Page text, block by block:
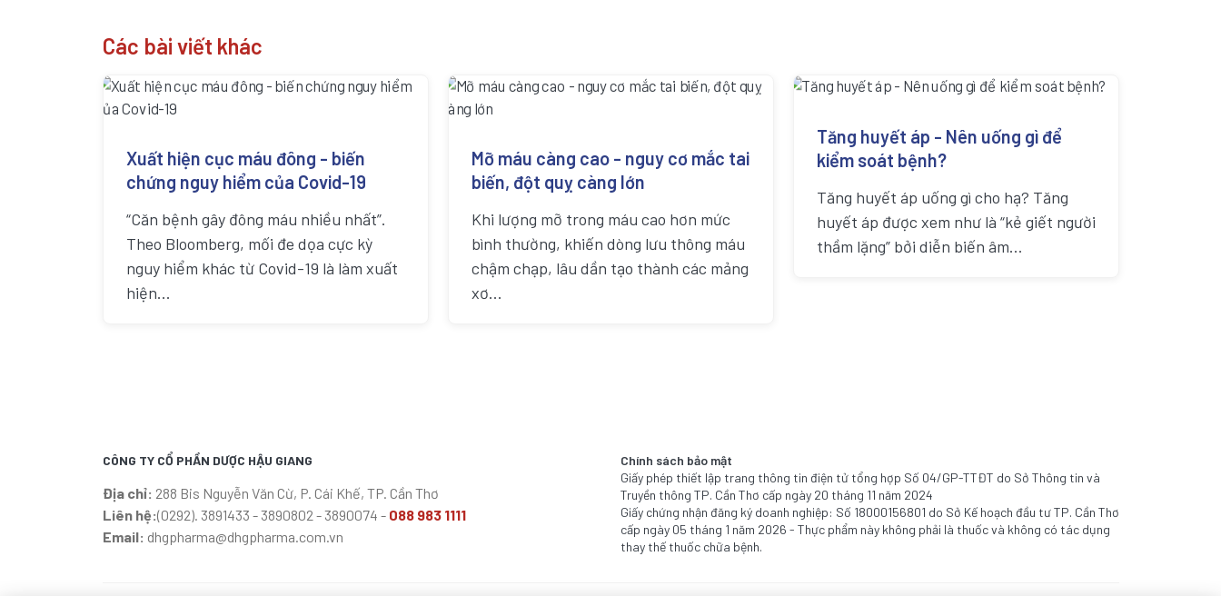
Các bài viết khác
Xuất hiện cục máu đông - biến
chứng nguy hiểm của Covid-19
“Căn bệnh gây đông máu nhiều nhất”.
Theo Bloomberg, mối đe dọa cực kỳ
nguy hiểm khác từ Covid-19 là làm xuất
hiện...
Mỡ máu càng cao - nguy cơ mắc tai
biến, đột quỵ càng lớn
Khi lượng mỡ trong máu cao hơn mức
bình thường, khiến dòng lưu thông máu
chậm chạp, lâu dần tạo thành các mảng
xơ...
Tăng huyết áp - Nên uống gì để
kiểm soát bệnh?
Tăng huyết áp uống gì cho hạ? Tăng
huyết áp được xem như là “kẻ giết người
thầm lặng” bởi diễn biến âm...
CÔNG TY CỔ PHẦN DƯỢC HẬU GIANG
Địa chỉ: 288 Bis Nguyễn Văn Cừ, P. Cái Khế, TP. Cần Thơ
Liên hệ:(0292). 3891433 - 3890802 - 3890074 - 088 983 1111
Email: dhgpharma@dhgpharma.com.vn
Chính sách bảo mật
Giấy phép thiết lập trang thông tin điện tử tổng hợp Số 04/GP-TTĐT do Sở Thông tin và
Truyền thông TP. Cần Thơ cấp ngày 20 tháng 11 năm 2024
Giấy chứng nhận đăng ký doanh nghiệp: Số 18000156801 do Sở Kế hoạch đầu tư TP. Cần Thơ
cấp ngày 05 tháng 1 năm 2026 - Thực phẩm này không phải là thuốc và không có tác dụng
thay thế thuốc chữa bệnh.